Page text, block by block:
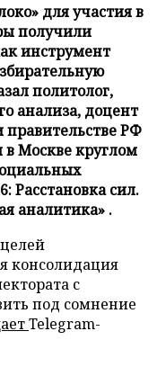
для участия в
получили
инструмент
политолог,
анализа, доцент
правительстве РФ
Москве круглом
Расстановка сил.
аналитика» .
консолидация
с
под сомнение
Telegram-